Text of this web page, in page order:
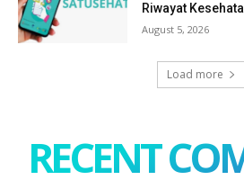
Riwayat
August 5, 2026
Load more
RECENT